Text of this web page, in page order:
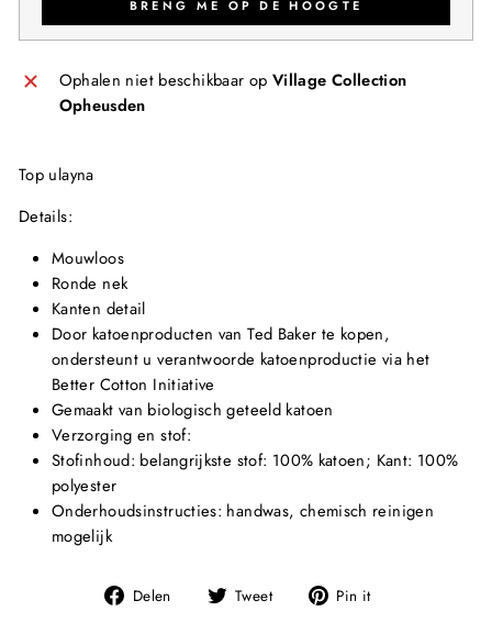
BRENG ME OP DE HOOGTE
Ophalen niet beschikbaar op Village Collection
Opheusden
Top ulayna
Details:
Mouwloos
Ronde nek
Kanten detail
Door katoenproducten van Ted Baker te kopen,
ondersteunt u verantwoorde katoenproductie via het
Better Cotton Initiative
Gemaakt van biologisch geteeld katoen
Verzorging en stof:
Stofinhoud: belangrijkste stof: 100% katoen; Kant: 100%
polyester
Onderhoudsinstructies: handwas, chemisch reinigen
mogelijk
Delen
Deel
Tweet
Tweet Pin it